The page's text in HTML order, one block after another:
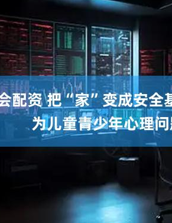
14311.01 200.89 1.42%